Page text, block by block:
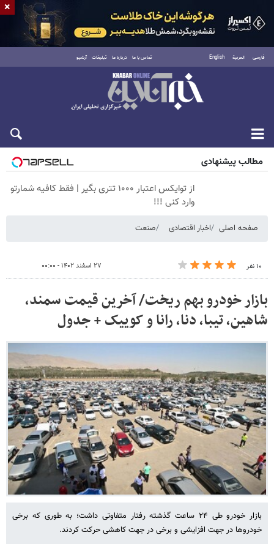
فارسی العربية English تماس با ما درباره ما تبلیغات آرشیو
پنجشنبه ۱۵ مرداد ۱۴۰۵
مطالب پیشنهادی
از توایکس اعتبار ۱۰۰۰ تتری بگیر | فقط کافیه شمارتو
وارد کنی !!!
صفحه اصلی اخبار اقتصادی صنعت
۱۰ نفر ۲۷ اسفند ۱۴۰۲ - ۰۰:۰۰
بازار خودرو بهم ریخت/ آخرین قیمت سمند،
شاهین، تیبا، دنا، رانا و کوییک + جدول
بازار خودرو طی ۲۴ ساعت گذشته رفتار متفاوتی داشت؛ به طوری که برخی
خودروها در جهت افزایشی و برخی در جهت کاهشی حرکت کردند.
×